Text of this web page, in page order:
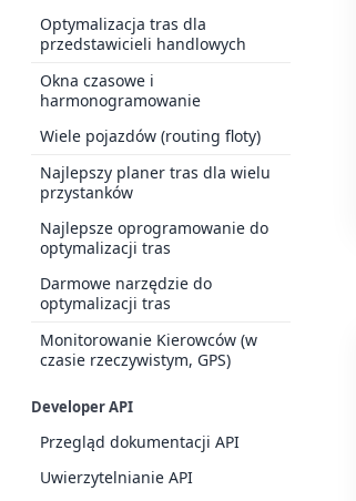
Optymalizacja tras dla
przedstawicieli handlowych
Okna czasowe i
harmonogramowanie
Wiele pojazdów (routing floty)
Najlepszy planer tras dla wielu
przystanków
Najlepsze oprogramowanie do
optymalizacji tras
Darmowe narzędzie do
optymalizacji tras
Monitorowanie Kierowców (w
czasie rzeczywistym, GPS)
Developer API
Przegląd dokumentacji API
Uwierzytelnianie API